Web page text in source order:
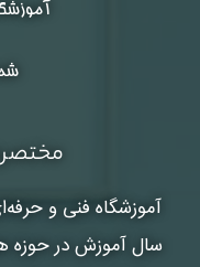
آموزشگاه فنی و
سال آموزش در حوزه